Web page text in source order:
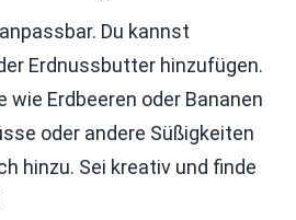
Du kannst
Erdnussbutter hinzufügen.
Erdbeeren oder Bananen
oder andere Süßigkeiten
hinzu. Sei kreativ und finde